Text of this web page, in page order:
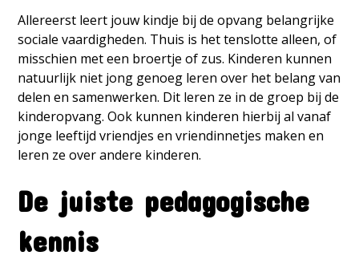
Allereerst leert jouw kindje bij de opvang belangrijke
sociale vaardigheden. Thuis is het tenslotte alleen, of
misschien met een broertje of zus. Kinderen kunnen
natuurlijk niet jong genoeg leren over het belang van
delen en samenwerken. Dit leren ze in de groep bij de
kinderopvang. Ook kunnen kinderen hierbij al vanaf
jonge leeftijd vriendjes en vriendinnetjes maken en
leren ze over andere kinderen.
De juiste pedagogische
kennis